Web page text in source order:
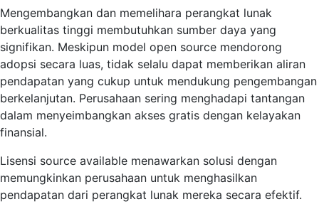
Mengembangkan dan memelihara perangkat lunak
berkualitas tinggi membutuhkan sumber daya yang
signifikan. Meskipun model open source mendorong
adopsi secara luas, tidak selalu dapat memberikan aliran
pendapatan yang cukup untuk mendukung pengembangan
berkelanjutan. Perusahaan sering menghadapi tantangan
dalam menyeimbangkan akses gratis dengan kelayakan
finansial.
Lisensi source available menawarkan solusi dengan
memungkinkan perusahaan untuk menghasilkan
pendapatan dari perangkat lunak mereka secara efektif.